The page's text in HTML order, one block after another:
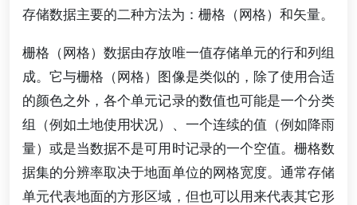
存储数据主要的二种方法为：栅格（网格）和矢量。
栅格（网格）数据由存放唯一值存储单元的行和列组
成。它与栅格（网格）图像是类似的，除了使用合适
的颜色之外，各个单元记录的数值也可能是一个分类
组（例如土地使用状况）、一个连续的值（例如降雨
量）或是当数据不是可用时记录的一个空值。栅格数
据集的分辨率取决于地面单位的网格宽度。通常存储
单元代表地面的方形区域，但也可以用来代表其它形